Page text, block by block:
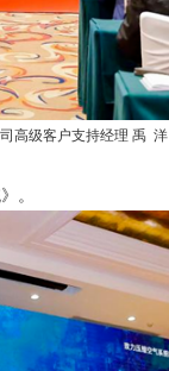
高级客户支持经理 禹 洋
。